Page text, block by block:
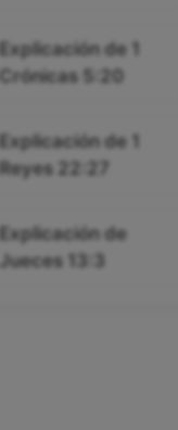
Explicación de 1
Crónicas 5:20
Explicación de 1
Reyes 22:27
Explicación de
Jueces 13:3